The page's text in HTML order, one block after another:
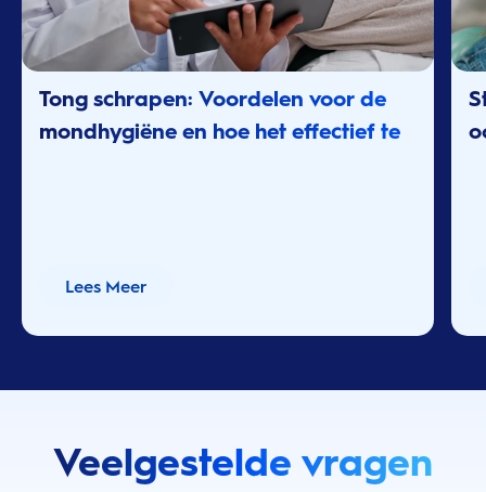
Tong schrapen: Voordelen voor de
mondhygiëne en hoe het effectief te
Lees Meer
Veelgestelde vragen